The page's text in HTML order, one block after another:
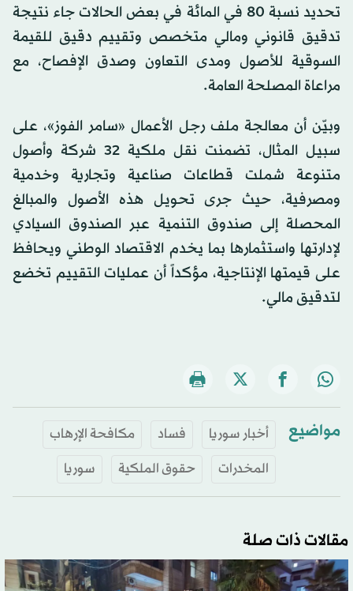
تحديد نسبة 80 في المائة في بعض الحالات جاء نتيجة
تدقيق قانوني ومالي متخصص وتقييم دقيق للقيمة
السوقية للأصول ومدى التعاون وصدق الإفصاح، مع
مراعاة المصلحة العامة.
وبيّن أن معالجة ملف رجل الأعمال «سامر الفوز»، على
سبيل المثال، تضمنت نقل ملكية 32 شركة وأصول
متنوعة شملت قطاعات صناعية وتجارية وخدمية
ومصرفية، حيث جرى تحويل هذه الأصول والمبالغ
المحصلة إلى صندوق التنمية عبر الصندوق السيادي
لإدارتها واستثمارها بما يخدم الاقتصاد الوطني ويحافظ
على قيمتها الإنتاجية، مؤكداً أن عمليات التقييم تخضع
لتدقيق مالي.
مواضيع أخبار سوريا فساد
مكافحة الإرهاب
المخدرات
حقوق الملكية سوريا
مقالات ذات صلة